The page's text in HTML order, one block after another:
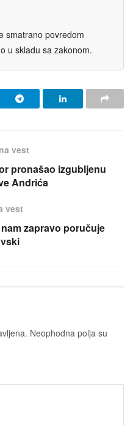
smatrano povredom
u skladu sa zakonom.
vest
pronašao izgubljenu
Andrića
vest
zapravo poručuje
Neophodna polja su